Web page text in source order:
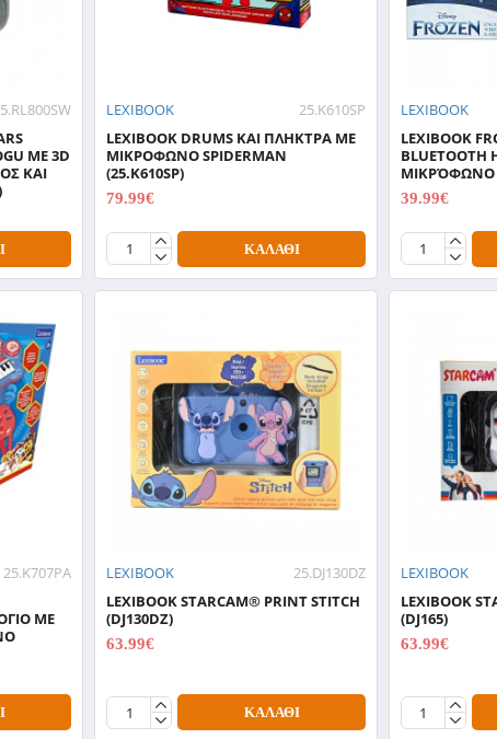
ΜΕ 3D
ΚΑΙ
LEXIBOOK
25.K610SP
LEXIBOOK DRUMS ΚΑΙ ΠΛΗΚΤΡΑ ΜΕ
ΜΙΚΡΟΦΩΝΟ SPIDERMAN
(25.K610SP)
79.99€
ΚΑΛΆΘΙ
LEXIBOOK
LEXIBOOK
ΜΙΚΡΌΦΩΝΟ
39.99€
25.K707PA
ΜΕ
LEXIBOOK
25.DJ130DZ
LEXIBOOK STARCAM® PRINT STITCH
(DJ130DZ)
63.99€
ΚΑΛΆΘΙ
LEXIBOOK
LEXIBOOK
(DJ165)
63.99€